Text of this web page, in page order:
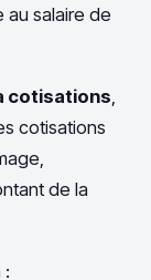
au salaire de
cotisations,
cotisations
de la
: